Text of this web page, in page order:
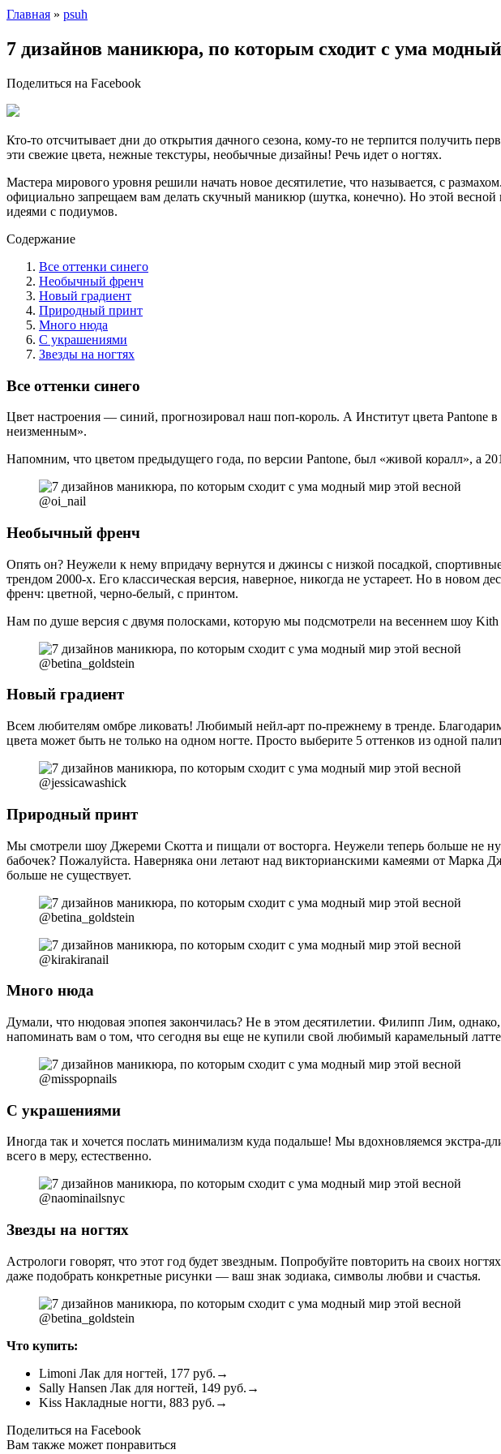
Главная » psuh
7 дизайнов маникюра, по которым сходит с ума
Поделиться на Facebook
Кто-то отсчитывает дни до открытия дачного сезона, кому-то не терпится получить
эти свежие цвета, нежные текстуры, необычные дизайны! Речь идет о ногтях.
Мастера мирового уровня решили начать новое десятилетие, что называется, с
официально запрещаем вам делать скучный маникюр (шутка, конечно). Но этой
идеями с подиумов.
Содержание
Все оттенки синего
Необычный френч
Новый градиент
Природный принт
Много нюда
С украшениями
Звезды на ногтях
Все оттенки синего
Цвет настроения — синий, прогнозировал наш поп-король. А Институт цвета
неизменным».
Напомним, что цветом предыдущего года, по версии Pantone, был «живой коралл», а
@oi_nail
Необычный френч
Опять он? Неужели к нему впридачу вернутся и джинсы с низкой посадкой,
трендом 2000-х. Его классическая версия, наверное, никогда не устареет. Но в новом
френч: цветной, черно-белый, с принтом.
Нам по душе версия с двумя полосками, которую мы подсмотрели на весеннем шоу Kith
@betina_goldstein
Новый градиент
Всем любителям омбре ликовать! Любимый нейл-арт по-прежнему в тренде.
цвета может быть не только на одном ногте. Просто выберите 5 оттенков из одной
@jessicawashick
Природный принт
Мы смотрели шоу Джереми Скотта и пищали от восторга. Неужели теперь больше не
бабочек? Пожалуйста. Наверняка они летают над викторианскими камеями от Марка
больше не существует.
@betina_goldstein
@kirakiranail
Много нюда
Думали, что нюдовая эпопея закончилась? Не в этом десятилетии. Филипп Лим,
напоминать вам о том, что сегодня вы еще не купили свой любимый карамельный
@misspopnails
С украшениями
Иногда так и хочется послать минимализм куда подальше! Мы вдохновляемся
всего в меру, естественно.
@naominailsnyc
Звезды на ногтях
Астрологи говорят, что этот год будет звездным. Попробуйте повторить на своих
даже подобрать конкретные рисунки — ваш знак зодиака, символы любви и счастья.
@betina_goldstein
Что купить:
Limoni Лак для ногтей, 177 руб.→
Sally Hansen Лак для ногтей, 149 руб.→
Kiss Накладные ногти, 883 руб.→
Поделиться на Facebook
Вам также может понравиться